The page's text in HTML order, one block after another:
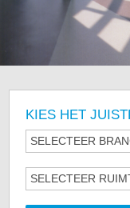
KIES HET
SELECTEER
SELECTEER